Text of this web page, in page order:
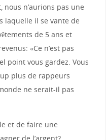
nous n’aurions pas une
laquelle il se vante de
de 5 ans et
«Ce n’est pas
point vous gardez. Vous
plus de rappeurs
ne serait-il pas
et de faire une
de l’argent?